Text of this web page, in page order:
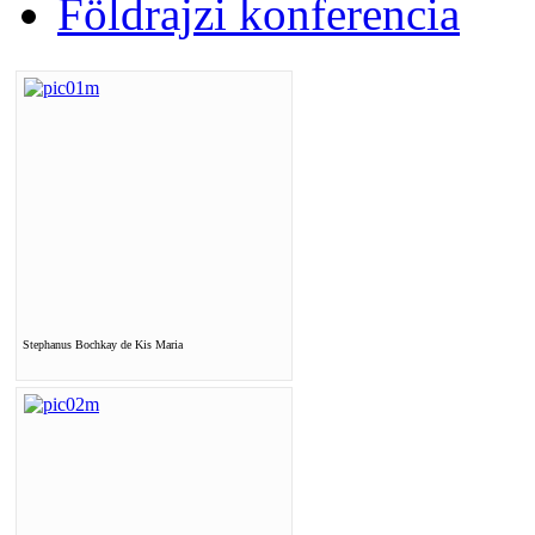
Földrajzi konferencia
Stephanus Bochkay de Kis Maria